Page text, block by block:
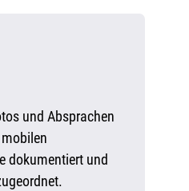
und Absprachen
dokumentiert und